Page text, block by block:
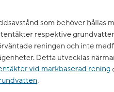
som behöver hållas
respektive
reningen och inte
Detta utvecklas
vid markbaserad rening
.